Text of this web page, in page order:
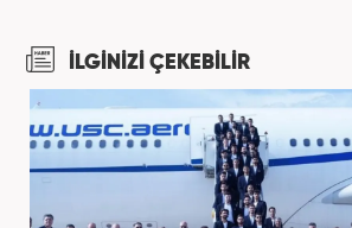
İLGİNİZİ ÇEKEBİLİR